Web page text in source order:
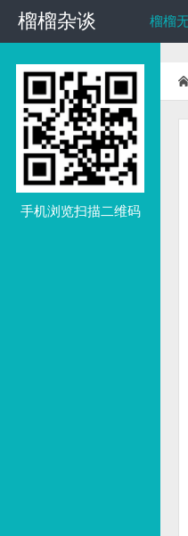
榴榴杂谈
榴榴杂谈 榴榴
手机浏览扫描二维码